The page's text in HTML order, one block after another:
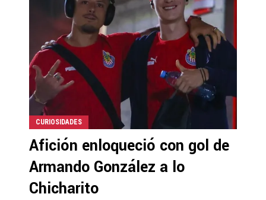
CURIOSIDADES
Afición enloqueció con gol de
Armando González a lo
Chicharito